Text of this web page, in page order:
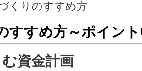
くりのすすめ方
すすめ方～ポイン
資金計画